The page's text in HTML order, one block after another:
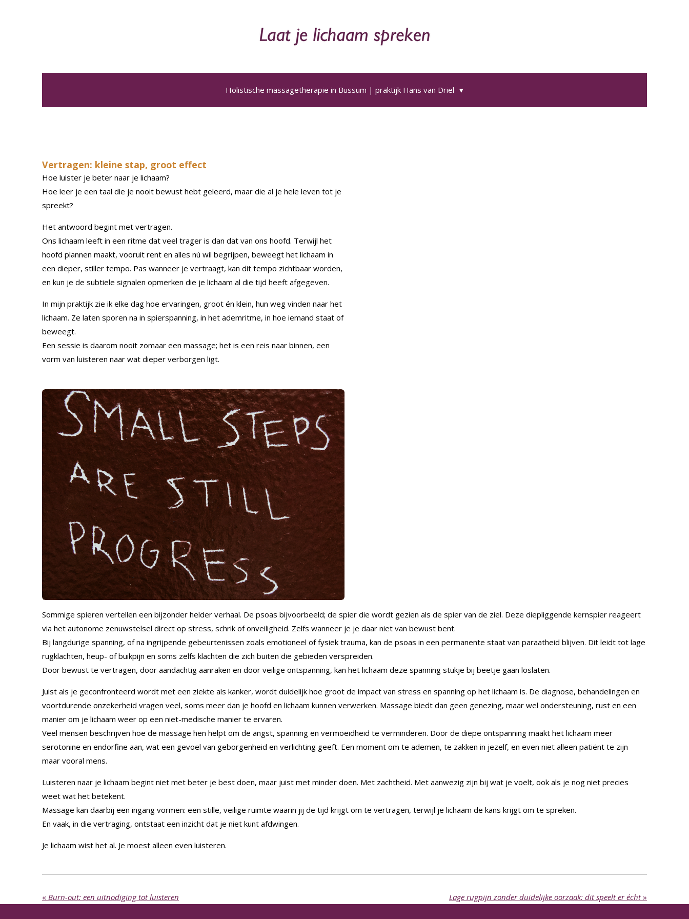
Holistische massagetherapie in Bussum | praktijk Hans van Driel
Vertragen: kleine stap, groot effect
Hoe luister je beter naar je lichaam?
Hoe leer je een taal die je nooit bewust hebt geleerd, maar die al je hele leven tot je
spreekt?
Het antwoord begint met vertragen.
Ons lichaam leeft in een ritme dat veel trager is dan dat van ons hoofd. Terwijl het
hoofd plannen maakt, vooruit rent en alles nú wil begrijpen, beweegt het lichaam in
een dieper, stiller tempo. Pas wanneer je vertraagt, kan dit tempo zichtbaar worden,
en kun je de subtiele signalen opmerken die je lichaam al die tijd heeft afgegeven.
In mijn praktijk zie ik elke dag hoe ervaringen, groot én klein, hun weg vinden naar het
lichaam. Ze laten sporen na in spierspanning, in het ademritme, in hoe iemand staat of
beweegt.
Een sessie is daarom nooit zomaar een massage; het is een reis naar binnen, een
vorm van luisteren naar wat dieper verborgen ligt.
Sommige spieren vertellen een bijzonder helder verhaal. De psoas bijvoorbeeld; de spier die wordt gezien als de spier van de ziel. Deze diepliggende kernspier reageert
via het autonome zenuwstelsel direct op stress, schrik of onveiligheid. Zelfs wanneer je je daar niet van bewust bent.
Bij langdurige spanning, of na ingrijpende gebeurtenissen zoals emotioneel of fysiek trauma, kan de psoas in een permanente staat van paraatheid blijven. Dit leidt tot lage
rugklachten, heup- of buikpijn en soms zelfs klachten die zich buiten die gebieden verspreiden.
Door bewust te vertragen, door aandachtig aanraken en door veilige ontspanning, kan het lichaam deze spanning stukje bij beetje gaan loslaten.
Juist als je geconfronteerd wordt met een ziekte als kanker, wordt duidelijk hoe groot de impact van stress en spanning op het lichaam is. De diagnose, behandelingen en
voortdurende onzekerheid vragen veel, soms meer dan je hoofd en lichaam kunnen verwerken. Massage biedt dan geen genezing, maar wel ondersteuning, rust en een
manier om je lichaam weer op een niet-medische manier te ervaren.
Veel mensen beschrijven hoe de massage hen helpt om de angst, spanning en vermoeidheid te verminderen. Door de diepe ontspanning maakt het lichaam meer
serotonine en endorfine aan, wat een gevoel van geborgenheid en verlichting geeft. Een moment om te ademen, te zakken in jezelf, en even niet alleen patiënt te zijn
maar vooral mens.
Luisteren naar je lichaam begint niet met beter je best doen, maar juist met minder doen. Met zachtheid. Met aanwezig zijn bij wat je voelt, ook als je nog niet precies
weet wat het betekent.
Massage kan daarbij een ingang vormen: een stille, veilige ruimte waarin jij de tijd krijgt om te vertragen, terwijl je lichaam de kans krijgt om te spreken.
En vaak, in die vertraging, ontstaat een inzicht dat je niet kunt afdwingen.
Je lichaam wist het al. Je moest alleen even luisteren.
« Burn-out: een uitnodiging tot luisteren Lage rugpijn zonder duidelijke oorzaak: dit speelt er écht »